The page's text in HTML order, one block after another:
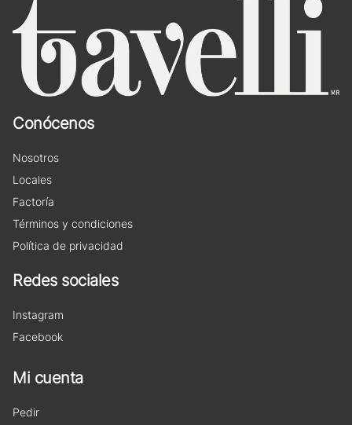
Conócenos
Nosotros
Locales
Factoría
Términos y condiciones
Política de privacidad
Redes sociales
Instagram
Facebook
Mi cuenta
Pedir